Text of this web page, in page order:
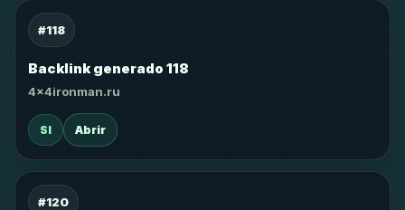
#118
Backlink generado 118
4x4ironman.ru
SI Abrir
#120